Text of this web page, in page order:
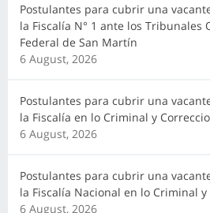
Postulantes para cubrir una
la Fiscalía N° 1 ante los Tribunales
Federal de San Martín
6 August, 2026
Postulantes para cubrir una
la Fiscalía en lo Criminal y
6 August, 2026
Postulantes para cubrir una
la Fiscalía Nacional en lo Criminal
6 August, 2026